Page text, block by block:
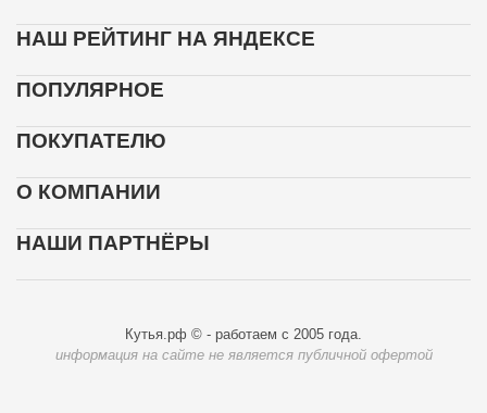
НАШ РЕЙТИНГ НА ЯНДЕКСЕ
ПОПУЛЯРНОЕ
ПОКУПАТЕЛЮ
О КОМПАНИИ
НАШИ ПАРТНЁРЫ
Кутья.рф © - работаем с 2005 года.
информация на сайте не является публичной офертой